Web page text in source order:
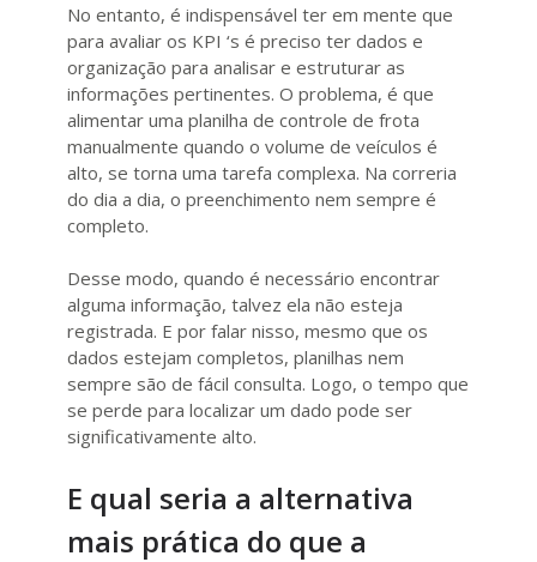
No entanto, é indispensável ter em mente que
para avaliar os KPI ‘s é preciso ter dados e
organização para analisar e estruturar as
informações pertinentes. O problema, é que
alimentar uma planilha de controle de frota
manualmente quando o volume de veículos é
alto, se torna uma tarefa complexa. Na correria
do dia a dia, o preenchimento nem sempre é
completo.
Desse modo, quando é necessário encontrar
alguma informação, talvez ela não esteja
registrada. E por falar nisso, mesmo que os
dados estejam completos, planilhas nem
sempre são de fácil consulta. Logo, o tempo que
se perde para localizar um dado pode ser
significativamente alto.
E qual seria a alternativa
mais prática do que a